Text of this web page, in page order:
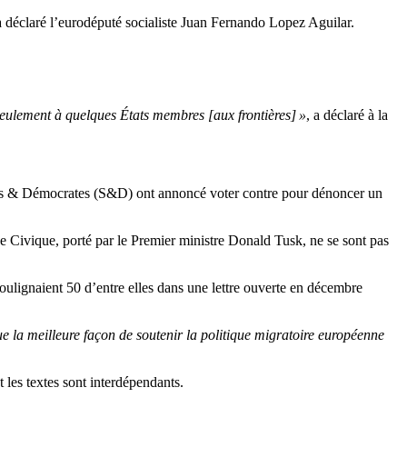
déclaré l’eurodéputé socialiste Juan Fernando Lopez Aguilar.
à quelques États membres [aux frontières] », a déclaré à la
& Démocrates (S&D) ont annoncé voter contre pour dénoncer un
Civique, porté par le Premier ministre Donald Tusk, ne se sont pas
50 d’entre elles dans une lettre ouverte en décembre
la meilleure façon de soutenir la politique migratoire européenne
textes sont interdépendants.